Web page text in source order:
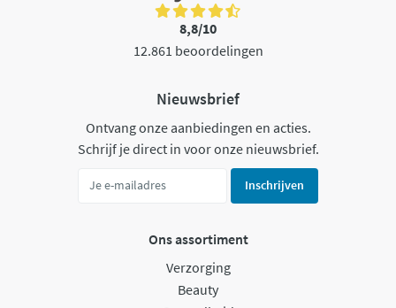
8,8/10
12.861 beoordelingen
Nieuwsbrief
Ontvang onze aanbiedingen en acties.
Schrijf je direct in voor onze nieuwsbrief.
Inschrijven
Ons assortiment
Verzorging
Beauty